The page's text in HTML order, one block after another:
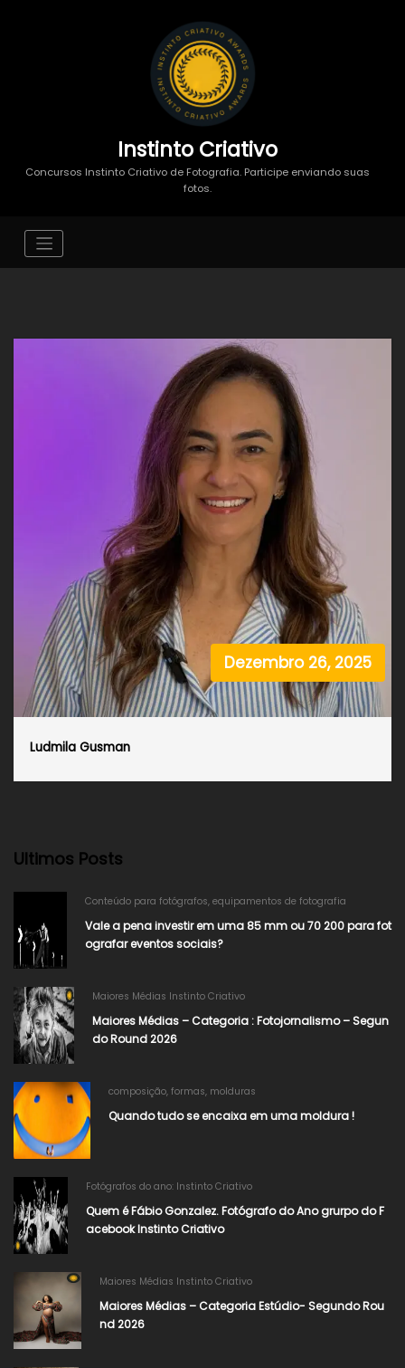
Instinto Criativo
Concursos Instinto Criativo de Fotografia. Participe enviando suas
fotos.
Dezembro 26, 2025
Ludmila Gusman
Ultimos Posts
Conteúdo para fotógrafos, equipamentos de fotografia
Vale a pena investir em uma 85 mm ou 70 200 para fot
ografar eventos sociais?
Maiores Médias Instinto Criativo
Maiores Médias – Categoria : Fotojornalismo – Segun
do Round 2026
composição, formas, molduras
Quando tudo se encaixa em uma moldura !
Fotógrafos do ano: Instinto Criativo
Quem é Fábio Gonzalez. Fotógrafo do Ano grurpo do F
acebook Instinto Criativo
Maiores Médias Instinto Criativo
Maiores Médias – Categoria Estúdio- Segundo Rou
nd 2026